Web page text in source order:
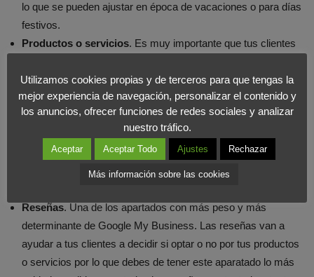
lo que se pueden ajustar en época de vacaciones o para días
festivos.
Productos o servicios. Es muy importante que tus clientes
Business pone a nuestra disposición un aparatado donde
mostrar con tan solo un click los productos o servicios que
ofrece tu negocio actualmente.
. Google My Business ofrece una sección
dentro de tu ficha donde publicar cualquier tipo de contenido
tanto permanente como temporal, como por ejemplo ofertas,
Reseñas. Una de los apartados con más peso y más
determinante de Google My Business. Las reseñas van a
ayudar a tus clientes a decidir si optar o no por tus productos
o servicios por lo que debes de tener este aparatado lo más
Utilizamos cookies propias y de terceros para que tengas la
mejor experiencia de navegación, personalizar el contenido y
los anuncios, ofrecer funciones de redes sociales y analizar
nuestro tráfico.
Aceptar Aceptar Todo Ajustes Rechazar
Más información sobre las cookies